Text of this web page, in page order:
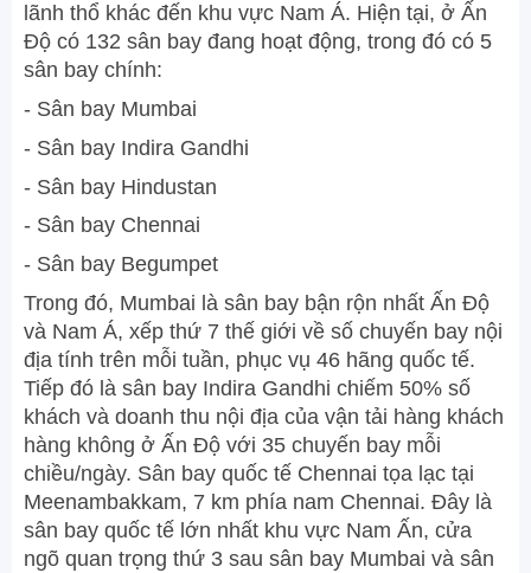
lãnh thổ khác đến khu vực Nam Á. Hiện tại, ở Ấn
Độ có 132 sân bay đang hoạt động, trong đó có 5
sân bay chính:
- Sân bay Mumbai
- Sân bay Indira Gandhi
- Sân bay Hindustan
- Sân bay Chennai
- Sân bay Begumpet
Trong đó, Mumbai là sân bay bận rộn nhất Ấn Độ
và Nam Á, xếp thứ 7 thế giới về số chuyến bay nội
địa tính trên mỗi tuần, phục vụ 46 hãng quốc tế.
Tiếp đó là sân bay Indira Gandhi chiếm 50% số
khách và doanh thu nội địa của vận tải hàng khách
hàng không ở Ấn Độ với 35 chuyến bay mỗi
chiều/ngày. Sân bay quốc tế Chennai tọa lạc tại
Meenambakkam, 7 km phía nam Chennai. Đây là
sân bay quốc tế lớn nhất khu vực Nam Ấn, cửa
ngõ quan trọng thứ 3 sau sân bay Mumbai và sân